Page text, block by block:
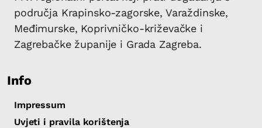
područja Krapinsko-zagorske, Varaždinske,
Međimurske, Koprivničko-križevačke i
Zagrebačke županije i Grada Zagreba.
Info
Impressum
Uvjeti i pravila korištenja